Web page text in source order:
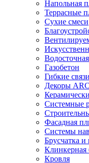
Напольная
Террасные
Сухие смеси
Газобетон
Гибкие
Декоры
Системные
Фасадная
Системы
Брусчатка
Клинкерная
Кровля